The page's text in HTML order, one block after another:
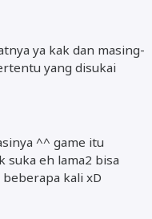
ya kak dan masing-
yang disukai
^^ game itu
suka eh lama2 bisa
kali xD